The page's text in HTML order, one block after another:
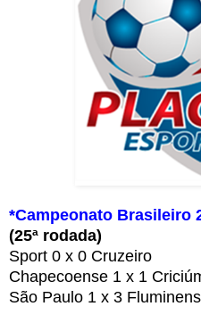
*Campeonato Brasileiro
(25ª rodada)
Sport 0 x 0 Cruzeiro
Chapecoense 1 x 1
São Paulo 1 x 3